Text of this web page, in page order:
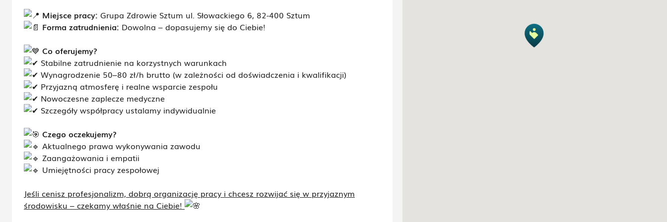
Miejsce pracy: Grupa Zdrowie Sztum ul. Słowackiego 6, 82-400 Sztum
Forma zatrudnienia: Dowolna – dopasujemy się do Ciebie!
Co oferujemy?
Stabilne zatrudnienie na korzystnych warunkach
Wynagrodzenie 50–80 zł/h brutto (w zależności od doświadczenia i kwalifikacji)
Przyjazną atmosferę i realne wsparcie zespołu
Nowoczesne zaplecze medyczne
Szczegóły współpracy ustalamy indywidualnie
Czego oczekujemy?
Aktualnego prawa wykonywania zawodu
Zaangażowania i empatii
Umiejętności pracy zespołowej
Jeśli cenisz profesjonalizm, dobrą organizację pracy i chcesz rozwijać się w przyjaznym
środowisku – czekamy właśnie na Ciebie!